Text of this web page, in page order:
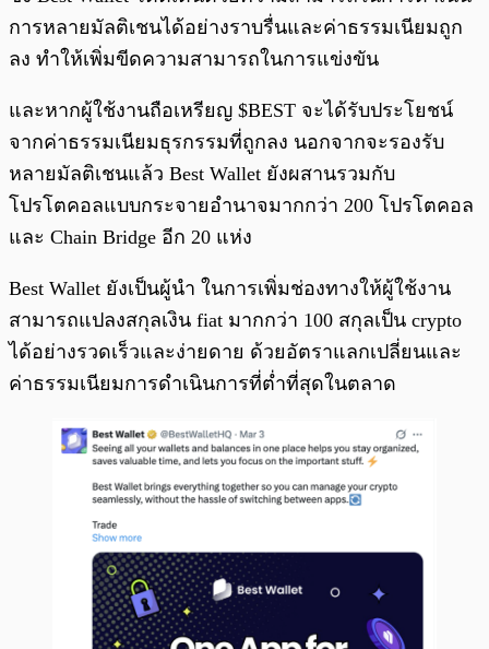
การหลายมัลติเชนได้อย่างราบรื่นและค่าธรรมเนียมถูก
ลง ทำให้เพิ่มขีดความสามารถในการแข่งขัน
และหากผู้ใช้งานถือเหรียญ $BEST จะได้รับประโยชน์
จากค่าธรรมเนียมธุรกรรมที่ถูกลง นอกจากจะรองรับ
หลายมัลติเชนแล้ว Best Wallet ยังผสานรวมกับ
โปรโตคอลแบบกระจายอำนาจมากกว่า 200 โปรโตคอล
และ Chain Bridge อีก 20 แห่ง
Best Wallet ยังเป็นผู้นำ ในการเพิ่มช่องทางให้ผู้ใช้งาน
สามารถแปลงสกุลเงิน fiat มากกว่า 100 สกุลเป็น crypto
ได้อย่างรวดเร็วและง่ายดาย ด้วยอัตราแลกเปลี่ยนและ
ค่าธรรมเนียมการดำเนินการที่ต่ำที่สุดในตลาด